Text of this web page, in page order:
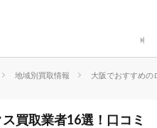
地域別買取情報 大阪でおすすめの
買取業者16選！口コミ